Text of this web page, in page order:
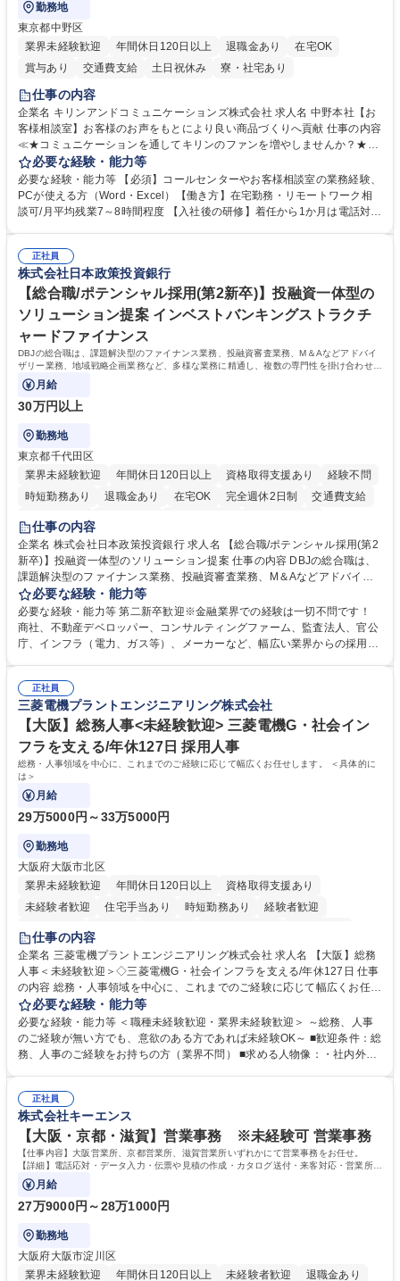
勤務地
東京都中野区
業界未経験歓迎
年間休日120日以上 退職金あり
在宅OK
賞与あり
交通費支給 土日祝休み 寮・社宅あり
仕事の内容
企業名 キリンアンドコミュニケーションズ株式会社 求人名 中野本社【お
客様相談室】お客様のお声をもとにより良い商品づくりへ貢献 仕事の内容
≪★コミュニケーションを通してキリンのファンを増やしませんか？★≫
お客様のお声をより良い商品づくりに活かしていく上で、窓口となるお客
様相談室でのお仕事です。 日々お客様からいただくキリングループへのご
意見を、企業活動に活かしています。お客様からの声に迅速かつ誠意をも
って対応、情報提供するとともにグループ内活動に反映しています。 【具
平均100件前後■メール・手紙：同上40件前後 募集職種 中野本社【お客様
相談室】お客様のお声をもとにより良い商品づくりへ貢献
必要な経験・能力等
必要な経験・能力等 【必須】コールセンターやお客様相談室の業務経験、
PCが使える方（Word・Excel）【働き方】在宅勤務・リモートワーク相
談可/月平均残業7～8時間程度 【入社後の研修】着任から1か月は電話対応
すのでご安心ください。 【当社について】キリングループの広報機能を担
う会社として、お客様との出会いを大切にし、磨き上げたホスピタリティ
を込めてコミュニケーションをとりながら広報関連業務を行っておりま
す。 学歴・資格 学歴：大学院 大学 高専 短大 専修学校 高校 語学力： 資
格：
正社員
株式会社日本政策投資銀行
【総合職/ポテンシャル採用(第2新卒)】投融資一体型の
ソリューション提案 インベストバンキングストラクチ
ャードファイナンス
DBJの総合職は、課題解決型のファイナンス業務、投融資審査業務、M＆Aなどアドバイ
ザリー業務、地域戦略企画業務など、多様な業務に精通し、複数の専門性を掛け合わせて
広く社会に貢献していく職種です。
月給
30万円以上
勤務地
東京都千代田区
業界未経験歓迎
年間休日120日以上 資格取得支援あり
経験不問
時短勤務あり
退職金あり 在宅OK 完全週休2日制
交通費支給
駅近5分以内
食事補助あり
託児所あり
仕事の内容
企業名 株式会社日本政策投資銀行 求人名 【総合職/ポテンシャル採用(第2
新卒)】投融資一体型のソリューション提案 仕事の内容 DBJの総合職は、
課題解決型のファイナンス業務、投融資審査業務、M＆Aなどアドバイザ
リー業務、地域戦略企画業務など、多様な業務に精通し、複数の専門性を
掛け合わせて広く社会に貢献していく職種です。 入社後は、横断的なロー
テーションを経て適性や専門性に応じたキャリアを形成していただきま
す。総合職として入社いただき、下記いずれかの部門でご活躍いただきま
ート・ナレッジ業務 ※それぞれの業務内容に関しては、別途その他労働条
件備考欄に記載 募集職種 【総合職/ポテンシャル採用(第2新卒)】投融資一
体型のソリューション提案
必要な経験・能力等
必要な経験・能力等 第二新卒歓迎※金融業界での経験は一切不問です！
商社、不動産デベロッパー、コンサルティングファーム、監査法人、官公
庁、インフラ（電力、ガス等）、メーカーなど、幅広い業界からの採用実
く高い志を併せもった人材を求めています。ポテンシャル採用（第2新
卒）では、金融業界での経験や知識を問いません。新たな時代を見据え
て、複雑化する社会課題の解決に向けて先鞭をつける役割を担いたい、と
いう気概をお持ちの方を心待ちにしています。 学歴・資格 学歴：大学院
大学 語学力： 資格：
正社員
三菱電機プラントエンジニアリング株式会社
【大阪】総務人事<未経験歓迎> 三菱電機G・社会イン
フラを支える/年休127日 採用人事
総務・人事領域を中心に、これまでのご経験に応じて幅広くお任せします。 ＜具体的に
は＞
月給
29万5000円～33万5000円
勤務地
大阪府大阪市北区
業界未経験歓迎
年間休日120日以上
資格取得支援あり
未経験者歓迎
住宅手当あり 時短勤務あり
経験者歓迎
退職金あり
駅近5分以内
土日祝休み 服装自由 寮・社宅あり 食事補助あり
仕事の内容
企業名 三菱電機プラントエンジニアリング株式会社 求人名 【大阪】総務
人事＜未経験歓迎＞◇三菱電機G・社会インフラを支える/年休127日 仕事
の内容 総務・人事領域を中心に、これまでのご経験に応じて幅広くお任せ
します。 ＜具体的には＞ ・総務/人事労務（給与・社保・勤怠管理など）
・採用・教育研修 ・福利厚生運用 など ※基本的には事務所勤務ですが、
採用や教育等の業務内容により、関西圏以外への日帰り・宿泊を伴う国内
出張もございます。 ※担当業務を持ちつつ、お互いに助け合いながら、総
必要な経験・能力等
必要な経験・能力等 ＜職種未経験歓迎・業界未経験歓迎＞ ～総務、人事
のご経験が無い方でも、意欲のある方であれば未経験OK～ ■歓迎条件：総
務、人事のご経験をお持ちの方（業界不問） ■求める人物像：・社内外の
正社員
株式会社キーエンス
【大阪・京都・滋賀】営業事務 ※未経験可 営業事務
【仕事内容】大阪営業所、京都営業所、滋賀営業所いずれかにて営業事務をお任せ。
【詳細】電話応対・データ入力・伝票や見積の作成・カタログ送付・来客対応・営業所内
で発生する事務業務や業務改善をお任せ。
月給
27万9000円～28万1000円
勤務地
大阪府大阪市淀川区
業界未経験歓迎
年間休日120日以上 未経験者歓迎 退職金あり